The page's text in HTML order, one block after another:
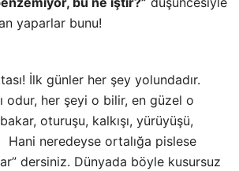
yaparlar bunu!
İlk günler her şey yolundadır.
odur, her şeyi o bilir, en güzel o
oturuşu, kalkışı, yürüyüşü,
Hani neredeyse ortalığa pislese
dersiniz. Dünyada böyle kusursuz